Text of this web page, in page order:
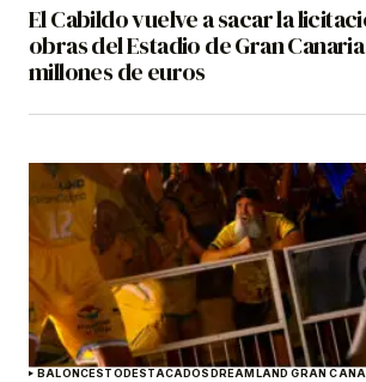
El Cabildo vuelve a sacar la
obras del Estadio de Gran
millones de euros
BALONCESTODESTACADOSDREAMLAND GRAN